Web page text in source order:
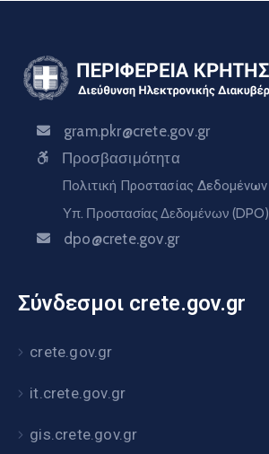
gram.pkr@crete.gov.gr
Προσβασιμότητα
Πολιτική Προστασίας Δεδομένων
Υπ. Προστασίας Δεδομένων (DPO)
dpo@crete.gov.gr
Σύνδεσμοι crete.gov.gr
crete.gov.gr
it.crete.gov.gr
gis.crete.gov.gr